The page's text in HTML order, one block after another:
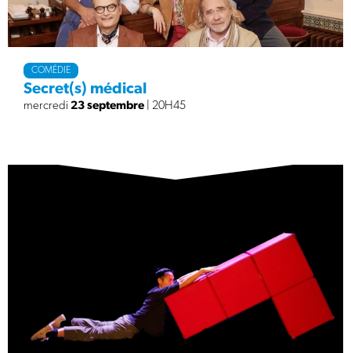
COMÉDIE
Secret(s) médical
mercredi 23 septembre | 20H45